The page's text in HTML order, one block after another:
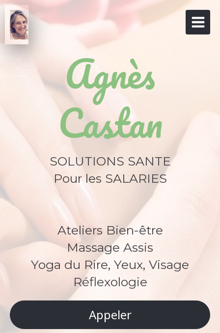
Agnès
Castan
SOLUTIONS SANTE
Pour les SALARIES
Ateliers Bien-être
Massage Assis
Yoga du Rire, Yeux, Visage
Réflexologie
Appeler